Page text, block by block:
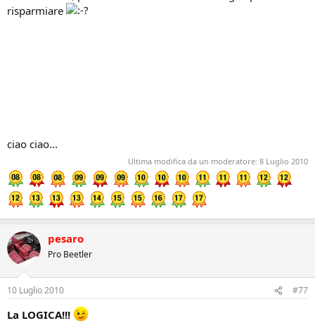
risparmiare
ciao ciao...
Ultima modifica da un moderatore: 8 Luglio 2010
pesaro
Pro Beetler
10 Luglio 2010 #77
La LOGICA!!!